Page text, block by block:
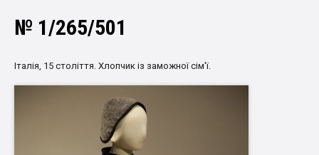
№ 1/265/501
Італія, 15 століття. Хлопчик із заможної сім'ї.